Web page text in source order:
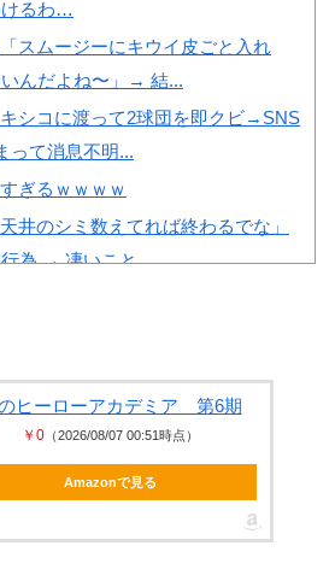
けるわ…
「スムージーにキウイ皮ごと入れ
んだよね〜」→ 結...
シコに渡って2球団を即クビ→SNS
って消息不明...
ぎるｗｗｗｗ
井のシミ数えてれば終わるでな」
為 → 凄いこと...
で一目惚れしたダウナー女店長のエ
料0円…！弱...
ヒーローアカデミア 第6期
￥0 （2026/08/07 00:51時点）
Amazonで見る